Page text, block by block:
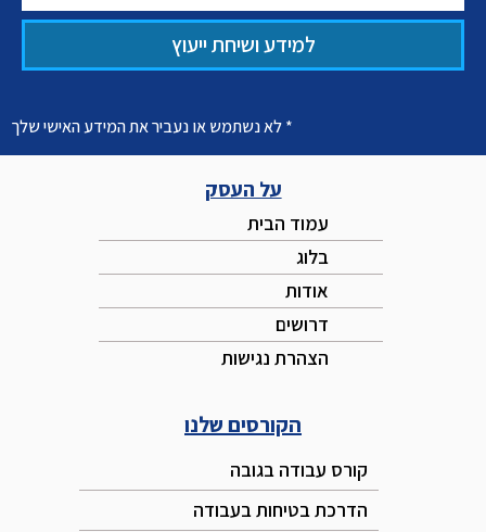
למידע ושיחת ייעוץ
* לא נשתמש או נעביר את המידע האישי שלך
על העסק
עמוד הבית
בלוג
אודות
דרושים
הצהרת נגישות
הקורסים שלנו
קורס עבודה בגובה
הדרכת בטיחות בעבודה